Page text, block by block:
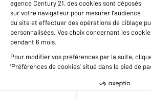
International
Nous contacter
Données personnelles